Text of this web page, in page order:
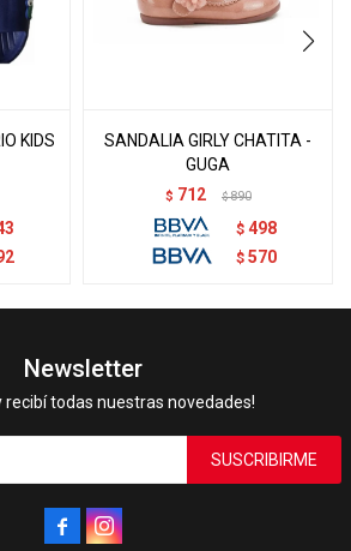
KIDS
SANDALIA GIRLY CHATITA -
GUGA
$ 712 $ 890
$ 498
$ 570
Newsletter
recibí todas nuestras novedades!
SUSCRIBIRME
 